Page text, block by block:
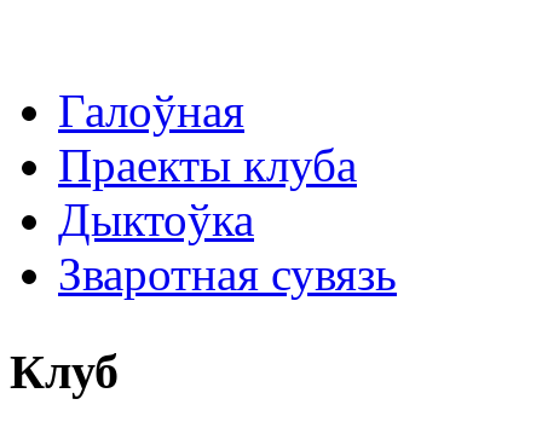
Галоўная
Праекты клуба
Дыктоўка
Зваротная сувязь
Клуб